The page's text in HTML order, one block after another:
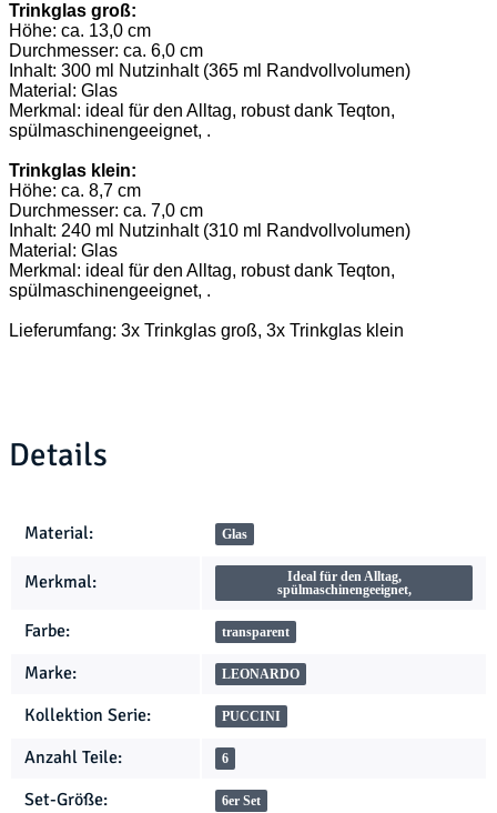
Trinkglas groß:
Höhe: ca. 13,0 cm
Durchmesser: ca. 6,0 cm
Inhalt: 300 ml Nutzinhalt (365 ml Randvollvolumen)
Material: Glas
Merkmal: ideal für den Alltag, robust dank Teqton,
spülmaschinengeeignet, .
Trinkglas klein:
Höhe: ca. 8,7 cm
Durchmesser: ca. 7,0 cm
Inhalt: 240 ml Nutzinhalt (310 ml Randvollvolumen)
Material: Glas
Merkmal: ideal für den Alltag, robust dank Teqton,
spülmaschinengeeignet, .
Lieferumfang: 3x Trinkglas groß, 3x Trinkglas klein
Details
Produkteigenschaft
Wert
Material: Glas
Merkmal:
Ideal für den Alltag,
spülmaschinengeeignet,
Farbe: transparent
Marke: LEONARDO
Kollektion Serie: PUCCINI
Anzahl Teile: 6
Set-Größe: 6er Set